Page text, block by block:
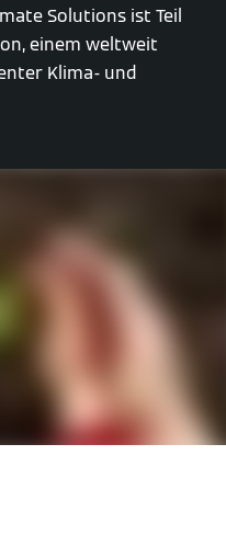
Solutions ist Teil
einem weltweit
Klima- und